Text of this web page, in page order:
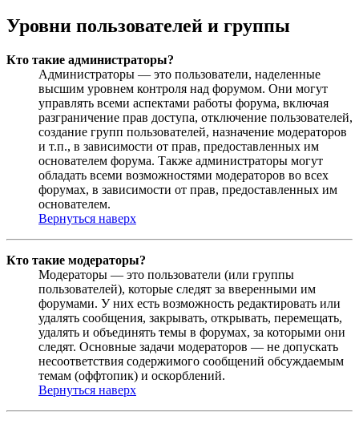
Уровни пользователей и группы
Кто такие администраторы?
Администраторы — это пользователи, наделенные
высшим уровнем контроля над форумом. Они могут
управлять всеми аспектами работы форума, включая
разграничение прав доступа, отключение пользователей,
создание групп пользователей, назначение модераторов
и т.п., в зависимости от прав, предоставленных им
основателем форума. Также администраторы могут
обладать всеми возможностями модераторов во всех
форумах, в зависимости от прав, предоставленных им
основателем.
Вернуться наверх
Кто такие модераторы?
Модераторы — это пользователи (или группы
пользователей), которые следят за вверенными им
форумами. У них есть возможность редактировать или
удалять сообщения, закрывать, открывать, перемещать,
удалять и объединять темы в форумах, за которыми они
следят. Основные задачи модераторов — не допускать
несоответствия содержимого сообщений обсуждаемым
темам (оффтопик) и оскорблений.
Вернуться наверх